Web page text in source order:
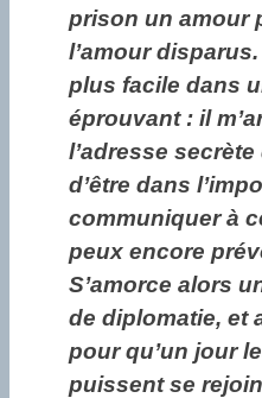
prison un amour
l’amour
plus facile dans
éprouvant : il
l’adresse
d’être dans
communiquer à
peux encore
S’amorce alors
de diplomatie, et
pour qu’un jour
puissent se